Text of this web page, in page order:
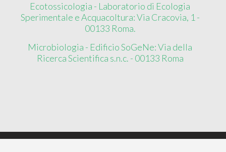
Ecotossicologia - Laboratorio di Ecologia
Sperimentale e Acquacoltura: Via Cracovia, 1 -
00133 Roma.
Microbiologia - Edificio SoGeNe: Via della
Ricerca Scientifica s.n.c. - 00133 Roma